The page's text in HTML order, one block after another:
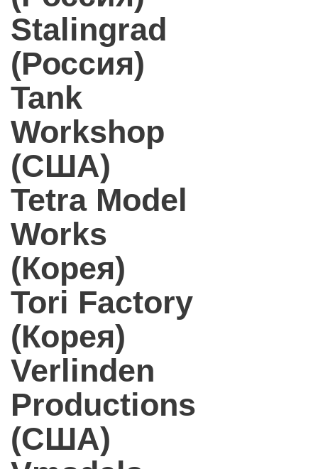
Stalingrad
(Россия)
Tank
Workshop
(США)
Tetra Model
Works
(Корея)
Tori Factory
(Корея)
Verlinden
Productions
(США)